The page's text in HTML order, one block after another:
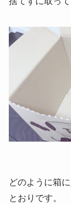
どのように箱
とおりです。